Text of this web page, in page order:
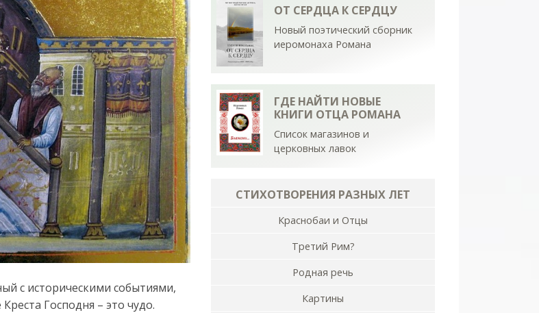
с историческими событиями,
Господня – это чудо.
ОТ СЕРДЦА К СЕРДЦУ
Новый поэтический сборник
иеромонаха Романа
ГДЕ НАЙТИ НОВЫЕ
КНИГИ ОТЦА РОМАНА
Список магазинов и
церковных лавок
СТИХОТВОРЕНИЯ РАЗНЫХ ЛЕТ
Краснобаи и Отцы
Третий Рим?
Родная речь
Картины